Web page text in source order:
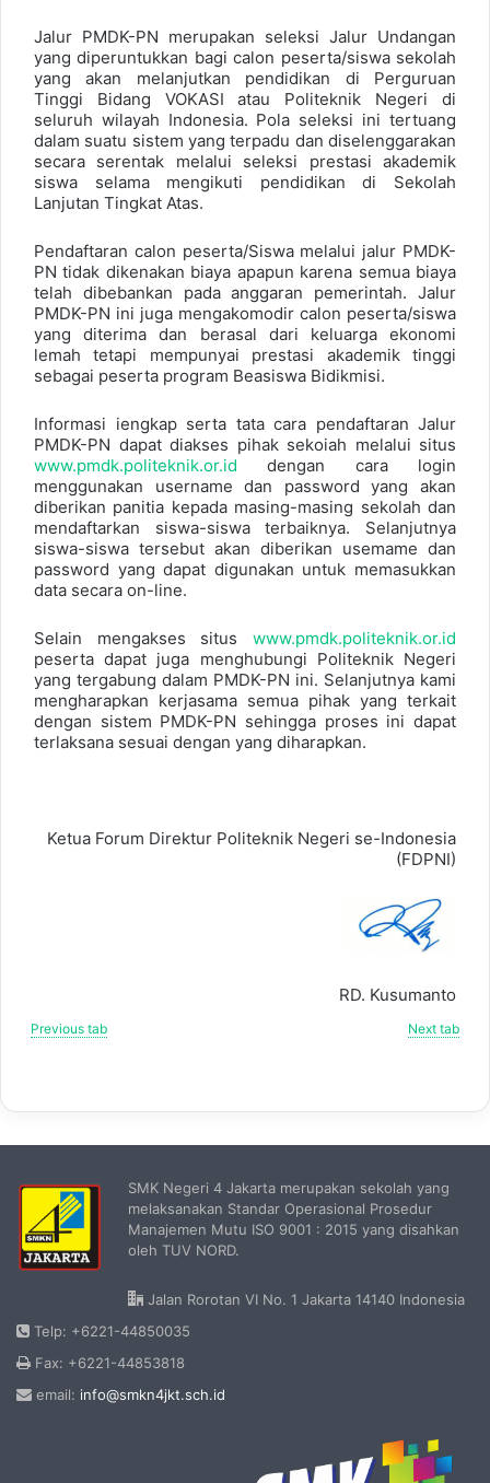
Jalur PMDK-PN merupakan seleksi Jalur Undangan
yang diperuntukkan bagi calon peserta/siswa sekolah
yang akan melanjutkan pendidikan di Perguruan
Tinggi Bidang VOKASI atau Politeknik Negeri di
seluruh wilayah Indonesia. Pola seleksi ini tertuang
dalam suatu sistem yang terpadu dan diselenggarakan
secara serentak melalui seleksi prestasi akademik
siswa selama mengikuti pendidikan di Sekolah
Lanjutan Tingkat Atas.
Pendaftaran calon peserta/Siswa melalui jalur PMDK-
PN tidak dikenakan biaya apapun karena semua biaya
telah dibebankan pada anggaran pemerintah. Jalur
PMDK-PN ini juga mengakomodir calon peserta/siswa
yang diterima dan berasal dari keluarga ekonomi
lemah tetapi mempunyai prestasi akademik tinggi
sebagai peserta program Beasiswa Bidikmisi.
Informasi iengkap serta tata cara pendaftaran Jalur
PMDK-PN dapat diakses pihak sekoiah melalui situs
www.pmdk.politeknik.or.id dengan cara login
menggunakan username dan password yang akan
diberikan panitia kepada masing-masing sekolah dan
mendaftarkan siswa-siswa terbaiknya. Selanjutnya
siswa-siswa tersebut akan diberikan usemame dan
password yang dapat digunakan untuk memasukkan
data secara on-line.
Selain mengakses situs www.pmdk.politeknik.or.id
peserta dapat juga menghubungi Politeknik Negeri
yang tergabung dalam PMDK-PN ini. Selanjutnya kami
mengharapkan kerjasama semua pihak yang terkait
dengan sistem PMDK-PN sehingga proses ini dapat
terlaksana sesuai dengan yang diharapkan.
Ketua Forum Direktur Politeknik Negeri se-Indonesia
(FDPNI)
RD. Kusumanto
Previous tab Next tab
SMK Negeri 4 Jakarta merupakan sekolah yang
melaksanakan Standar Operasional Prosedur
Manajemen Mutu ISO 9001 : 2015 yang disahkan
oleh TUV NORD.
Jalan Rorotan VI No. 1 Jakarta 14140 Indonesia
Telp: +6221-44850035
Fax: +6221-44853818
email: info@smkn4jkt.sch.id